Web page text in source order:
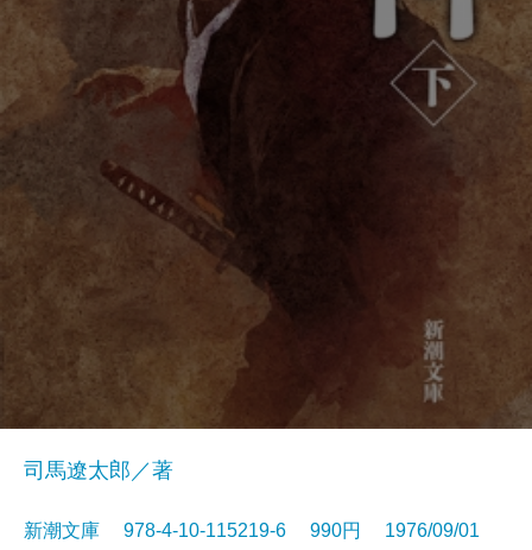
司馬遼太郎／著
新潮文庫 978-4-10-115219-6 990円 1976/09/01